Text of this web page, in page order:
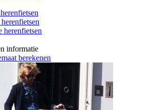
herenfietsen
informatie
berekenen